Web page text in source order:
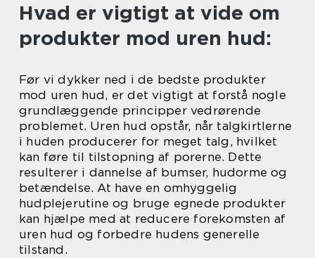
Hvad er vigtigt at vide om
produkter mod uren hud:
Før vi dykker ned i de bedste produkter
mod uren hud, er det vigtigt at forstå nogle
grundlæggende principper vedrørende
problemet. Uren hud opstår, når talgkirtlerne
i huden producerer for meget talg, hvilket
kan føre til tilstopning af porerne. Dette
resulterer i dannelse af bumser, hudorme og
betændelse. At have en omhyggelig
hudplejerutine og bruge egnede produkter
kan hjælpe med at reducere forekomsten af
uren hud og forbedre hudens generelle
tilstand.